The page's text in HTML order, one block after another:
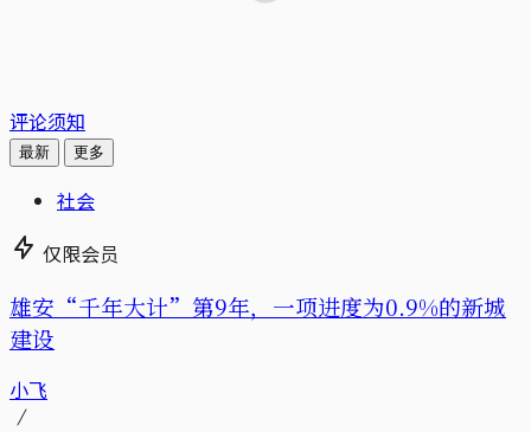
评论须知
最新 更多
社会
仅限会员
雄安“千年大计”第9年，一项进度为0.9%的新城
建设
小飞